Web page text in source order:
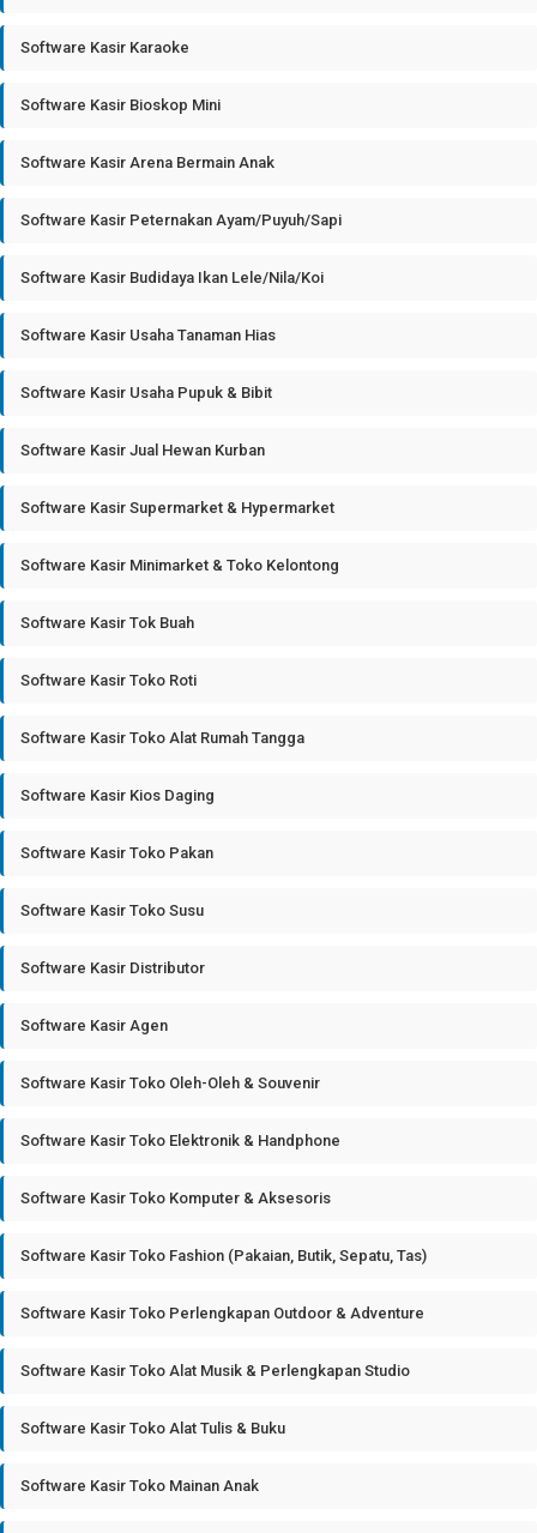
Software Kasir Karaoke
Software Kasir Bioskop Mini
Software Kasir Arena Bermain Anak
Software Kasir Peternakan Ayam/Puyuh/Sapi
Software Kasir Budidaya Ikan Lele/Nila/Koi
Software Kasir Usaha Tanaman Hias
Software Kasir Usaha Pupuk & Bibit
Software Kasir Jual Hewan Kurban
Software Kasir Supermarket & Hypermarket
Software Kasir Minimarket & Toko Kelontong
Software Kasir Tok Buah
Software Kasir Toko Roti
Software Kasir Toko Alat Rumah Tangga
Software Kasir Kios Daging
Software Kasir Toko Pakan
Software Kasir Toko Susu
Software Kasir Distributor
Software Kasir Agen
Software Kasir Toko Oleh-Oleh & Souvenir
Software Kasir Toko Elektronik & Handphone
Software Kasir Toko Komputer & Aksesoris
Software Kasir Toko Fashion (Pakaian, Butik, Sepatu, Tas)
Software Kasir Toko Perlengkapan Outdoor & Adventure
Software Kasir Toko Alat Musik & Perlengkapan Studio
Software Kasir Toko Alat Tulis & Buku
Software Kasir Toko Mainan Anak